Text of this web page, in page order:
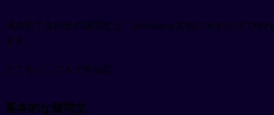
現在完了進行形の疑問文は、have/hasを文頭に出すだけで作れ
ます。
とてもシンプルですね😊
基本的な疑問文